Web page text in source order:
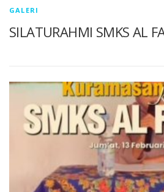
GALERI
SILATURAHMI SMKS AL